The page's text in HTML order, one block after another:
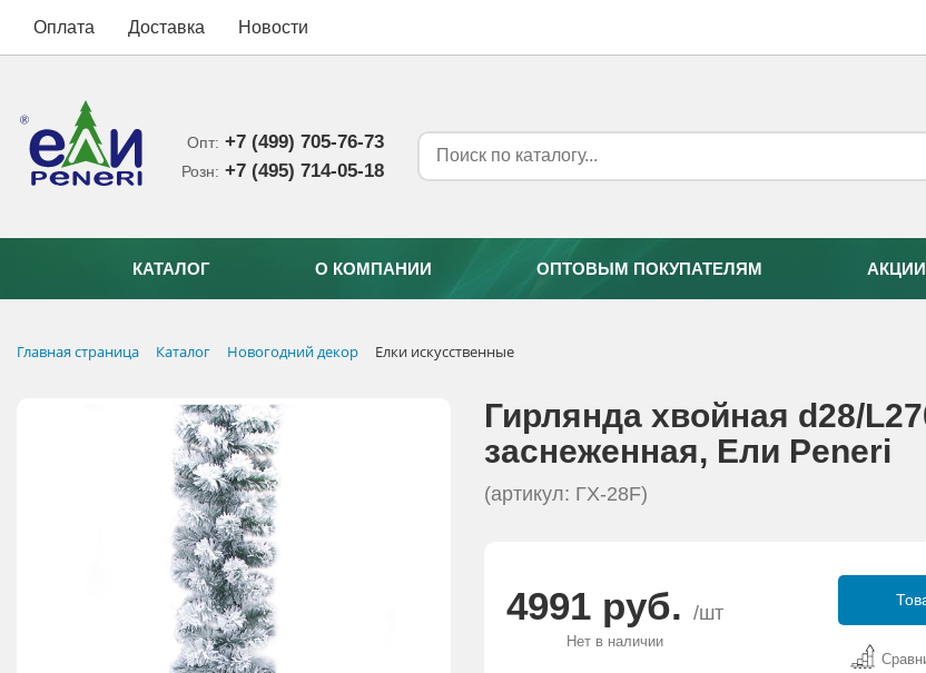
Оплата Доставка Новости
Опт: +7 (499) 705-76-73
Розн: +7 (495) 714-05-18‬
КАТАЛОГ О КОМПАНИИ ОПТОВЫМ ПОКУПАТЕЛЯМ АКЦИИ
Главная страница Каталог Новогодний декор Елки искусственные
Гирлянда хвойная d28/
заснеженная, Eли Peneri
(артикул: ГХ-28F)
4991 руб. /шт
Нет в наличии